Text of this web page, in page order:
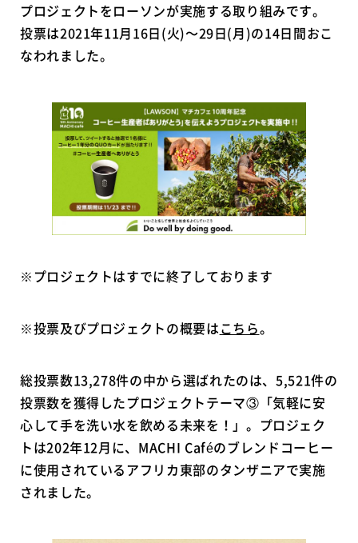
プロジェクトをローソンが実施する取り組みです。
投票は2021年11月16日(火)～29日(月)の14日間おこ
なわれました。
※プロジェクトはすでに終了しております
※投票及びプロジェクトの概要はこちら。
総投票数13,278件の中から選ばれたのは、5,521件の
投票数を獲得したプロジェクトテーマ③「気軽に安
心して手を洗い水を飲める未来を！」。プロジェク
トは202年12月に、MACHI Caféのブレンドコーヒー
に使用されているアフリカ東部のタンザニアで実施
されました。